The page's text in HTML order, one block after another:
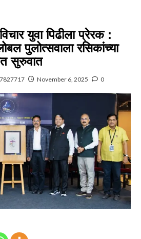
युवा पिढीला प्रेरक :
पुलोत्सवाला रसिकांच्या
सुरुवात
November 6, 2025 0